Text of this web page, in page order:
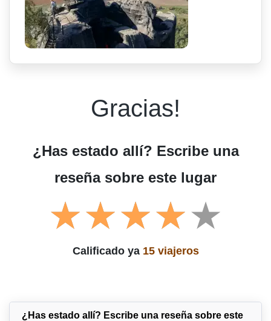
Gracias!
¿Has estado allí? Escribe una
reseña sobre este lugar
Calificado ya 15 viajeros
¿Has estado allí? Escribe una reseña sobre este